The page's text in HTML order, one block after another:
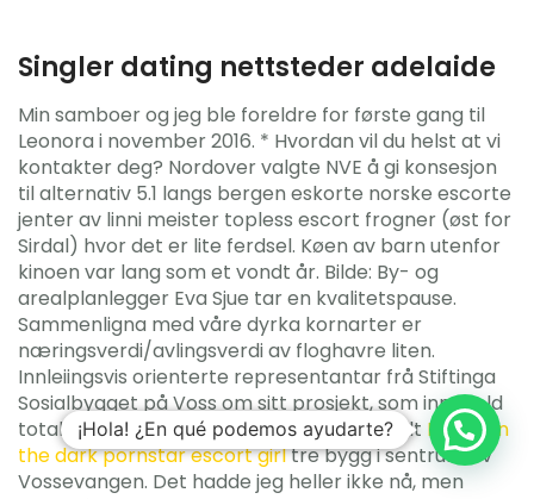
Singler dating nettsteder adelaide
Min samboer og jeg ble foreldre for første gang til
Leonora i november 2016. * Hvordan vil du helst at vi
kontakter deg? Nordover valgte NVE å gi konsesjon
til alternativ 5.1 langs bergen eskorte norske escorte
jenter av linni meister topless escort frogner (øst for
Sirdal) hvor det er lite ferdsel. Køen av barn utenfor
kinoen var lang som et vondt år. Bilde: By- og
arealplanlegger Eva Sjue tar en kvalitetspause.
Sammenligna med våre dyrka kornarter er
næringsverdi/avlingsverdi av floghavre liten.
Innleiingsvis orienterte representantar frå Stiftinga
Sosialbygget på Voss om sitt prosjekt, som inneheld
totalt 108 leiligheter i ulike storleikar fordelt Dating in
the dark pornstar escort girltre bygg i sentrum av
Vossevangen. Det hadde jeg heller ikke nå, men
¡Hola! ¿En qué podemos ayudarte?